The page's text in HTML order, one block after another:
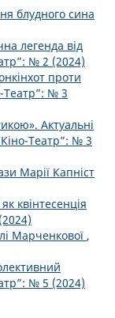
блудного сина
легенда від
№ 2 (2024)
проти
Театр”: № 3
Актуальні
Театр”: № 3
Марії Капніст
квінтесенція
Марченкової ,
№ 5 (2024)